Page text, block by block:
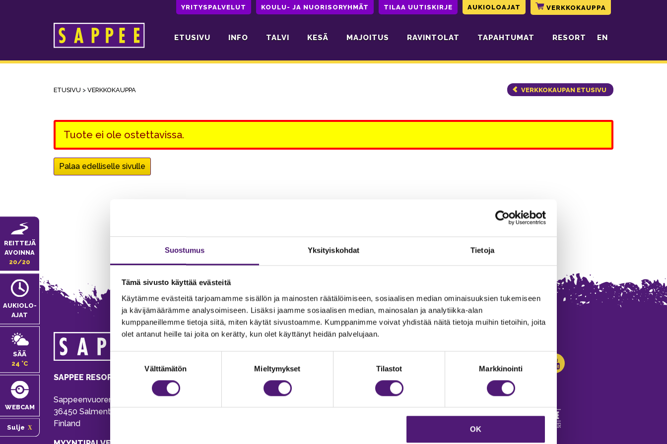
Suostumus Yksityiskohdat Tietoja
Tämä sivusto käyttää evästeitä
Käytämme evästeitä tarjoamamme sisällön ja mainosten räätälöimiseen, sosiaalisen median ominaisuuksien tukemiseen
ja kävijämäärämme analysoimiseen. Lisäksi jaamme sosiaalisen median, mainosalan ja analytiikka-alan
kumppaneillemme tietoja siitä, miten käytät sivustoamme. Kumppanimme voivat yhdistää näitä tietoja muihin tietoihin, joita
olet antanut heille tai joita on kerätty, kun olet käyttänyt heidän palvelujaan.
Välttämätön Mieltymykset Tilastot Markkinointi
OK
YRITYSPALVELUT KOULU- JA NUORISORYHMÄT TILAA UUTISKIRJE AUKIOLOAJAT VERKKOKAUPPA
Päävalikko ETUSIVU INFO TALVI KESÄ MAJOITUS RAVINTOLAT TAPAHTUMAT RESORT EN
REITTEJÄ
AVOINNA
20/20
AUKIOLO­
AJAT
SÄÄ
24 °C
WEBCAM
Sulje
ETUSIVU > VERKKOKAUPPA VERKKOKAUPAN ETUSIVU
Tuote ei ole ostettavissa.
Palaa edelliselle sivulle
SAPPEE RESORT
Sappeenvuorentie 200
36450 Salmentaka, Pälkäne
Finland
MAJOITUS
020 755 9975
majoitus@sappee.fi
Vastuullisuus
Avoimet työpaikat
Anna palautetta
Evästeasetukset